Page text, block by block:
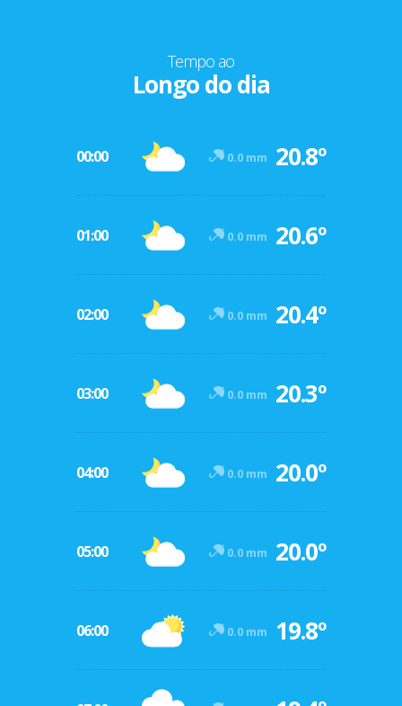
Tempo ao
Longo do dia
00:00 0.0 mm 20.8º
01:00 0.0 mm 20.6º
02:00 0.0 mm 20.4º
03:00 0.0 mm 20.3º
04:00 0.0 mm 20.0º
05:00 0.0 mm 20.0º
06:00 0.0 mm 19.8º